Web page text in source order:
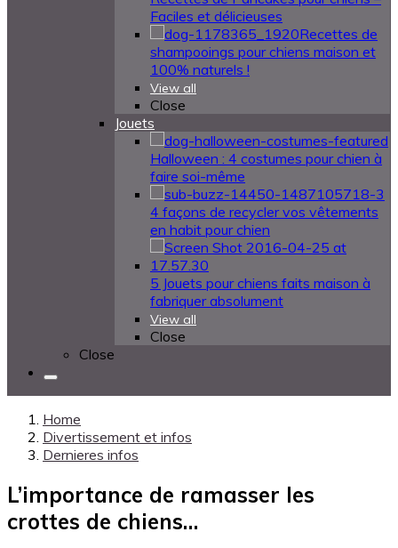
Faciles et délicieuses
Recettes de
shampooings pour chiens maison et
100% naturels !
View all
Close
Jouets
Halloween : 4 costumes pour chien à
faire soi-même
4 façons de recycler vos vêtements
en habit pour chien
5 Jouets pour chiens faits maison à
fabriquer absolument
View all
Close
Close
Home
Divertissement et infos
Dernieres infos
L’importance de ramasser les
crottes de chiens…